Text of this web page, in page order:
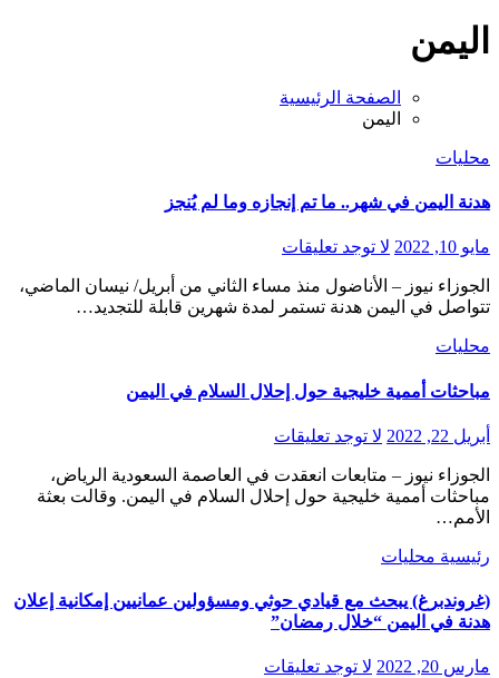
اليمن
الصفحة الرئيسية
اليمن
محليات
هدنة اليمن في شهر.. ما تم إنجازه وما لم يُنجز
مايو 10, 2022 لا توجد تعليقات
تتواصل في اليمن هدنة تستمر لمدة شهرين قابلة للتجديد…
محليات
مباحثات أممية خليجية حول إحلال السلام في اليمن
أبريل 22, 2022 لا توجد تعليقات
مباحثات أممية خليجية حول إحلال السلام في اليمن. وقالت بعثة
الأمم…
رئيسية محليات
(غروندبرغ) يبحث مع قيادي حوثي ومسؤولين عمانيين إمكانية إعلان
هدنة في اليمن “خلال رمضان”
مارس 20, 2022 لا توجد تعليقات